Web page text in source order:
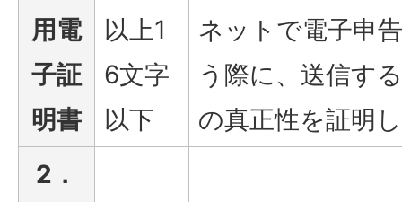
用電
子証
明書
以上1
6文字
以下
ネットで電子申
う際に、送信す
の真正性を証明
2．